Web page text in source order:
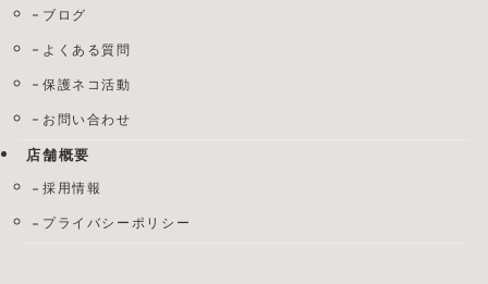
ブログ
よくある質問
保護ネコ活動
お問い合わせ
店舗概要
採用情報
プライバシーポリシー